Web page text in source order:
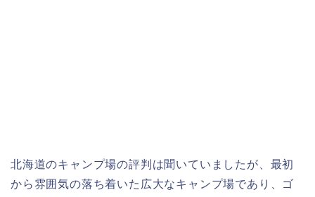
北海道のキャンプ場の評判は聞いていましたが、最初
から雰囲気の落ち着いた広大なキャンプ場であり、ゴ